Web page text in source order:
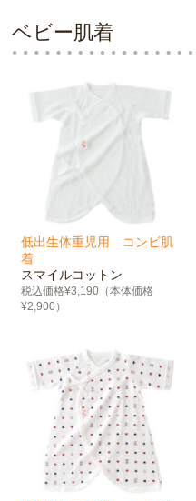
ベビー肌着
低出生体重児用 コンビ肌
着
スマイルコットン
税込価格¥3,190（本体価格
¥2,900）